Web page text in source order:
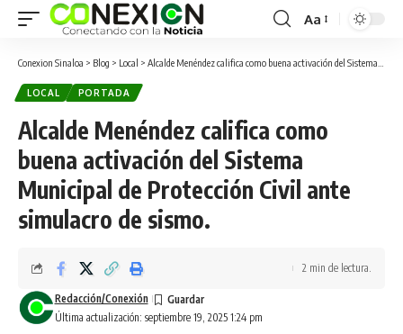
Aa
Conexion Sinaloa > Blog > Local > Alcalde Menéndez califica como buena activación del Sistema Municipal de Protección Civil ante simulacro de sismo.
LOCAL PORTADA
Alcalde Menéndez califica como
buena activación del Sistema
Municipal de Protección Civil ante
simulacro de sismo.
Última actualización: septiembre 19, 2025 1:24 pm
Redacción/Conexión
2 min de lectura.